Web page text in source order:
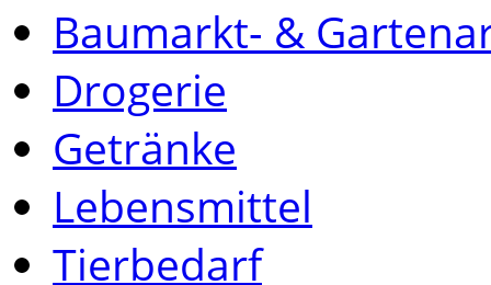
Baumarkt- &
Drogerie
Getränke
Lebensmittel
Tierbedarf